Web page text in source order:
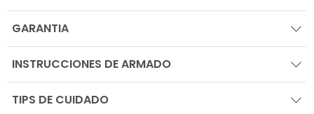
GARANTIA
INSTRUCCIONES DE ARMADO
TIPS DE CUIDADO